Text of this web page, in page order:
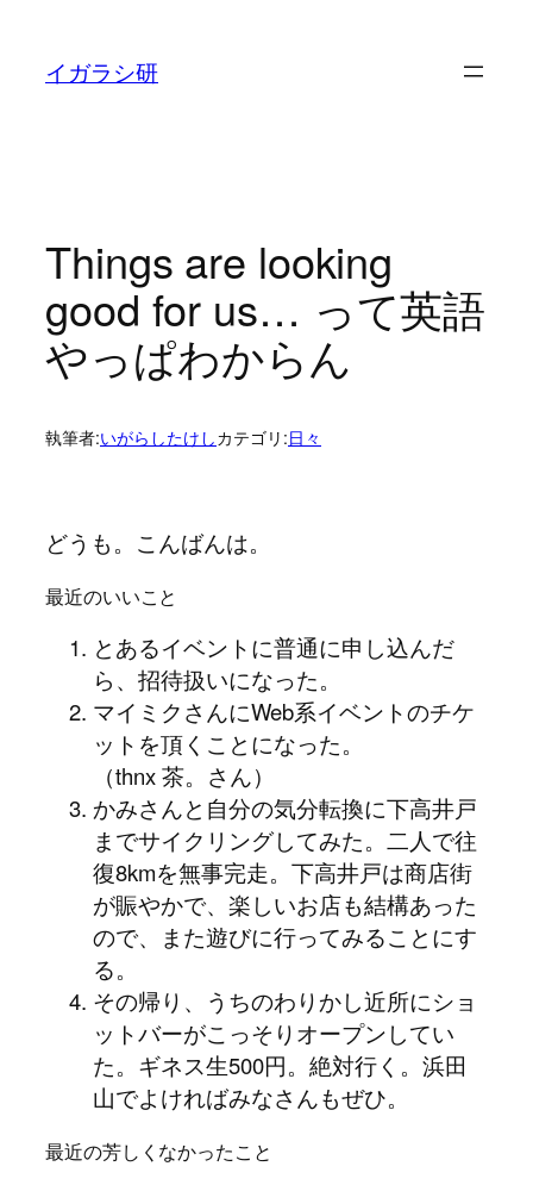
イガラシ研
Things are looking
good for us… って英語
やっぱわからん
執筆者:いがらしたけしカテゴリ:日々
どうも。こんばんは。
最近のいいこと
とあるイベントに普通に申し込んだ
ら、招待扱いになった。
マイミクさんにWeb系イベントのチケ
ットを頂くことになった。
（thnx 茶。さん）
かみさんと自分の気分転換に下高井戸
までサイクリングしてみた。二人で往
復8kmを無事完走。下高井戸は商店街
が賑やかで、楽しいお店も結構あった
ので、また遊びに行ってみることにす
る。
その帰り、うちのわりかし近所にショ
ットバーがこっそりオープンしてい
た。ギネス生500円。絶対行く。浜田
山でよければみなさんもぜひ。
最近の芳しくなかったこと